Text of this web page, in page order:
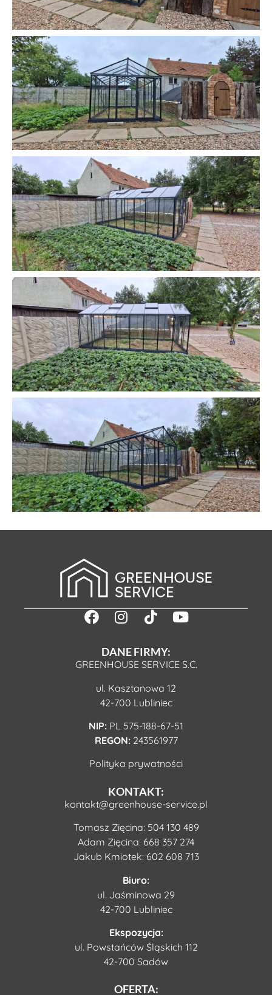
DANE FIRMY:
GREENHOUSE SERVICE S.C.
ul. Kasztanowa 12
42-700 Lubliniec
NIP: PL 575-188-67-51
REGON:243561977
Polityka prywatności
KONTAKT:
kontakt@greenhouse-service.pl
Tomasz Zięcina: 504 130 489
Adam Zięcina: 668 357 274
Jakub Kmiotek: 602 608 713
Biuro:
ul. Jaśminowa 29
42-700 Lubliniec
Ekspozycja:
ul. Powstańców Śląskich 112
42-700 Sadów
OFERTA: